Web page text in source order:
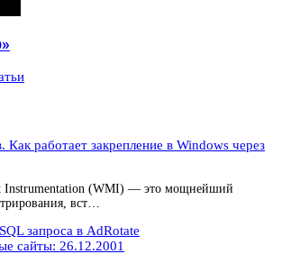
Как работает закрепление в Windows через
Instrumentation (WMI) — это мощнейший
вст…
запроса в AdRotate
сайты: 26.12.2001